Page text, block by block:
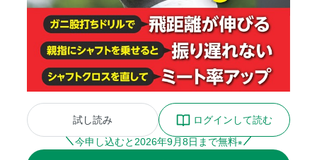
試し読み
ログインして読む
今申し込むと 2026年9月8日まで無料※